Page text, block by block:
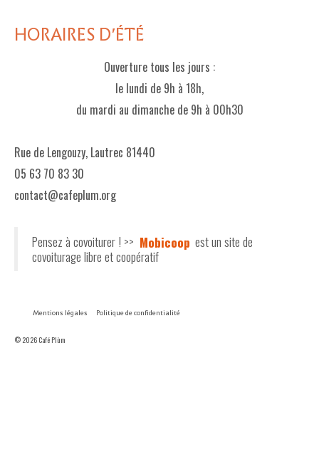
HORAIRES D'ÉTÉ
Ouverture tous les jours :
le lundi de 9h à 18h,
du mardi au dimanche de 9h à 00h30
Rue de Lengouzy, Lautrec 81440
05 63 70 83 30
contact@cafeplum.org
Pensez à covoiturer ! >> Mobicoop est un site de
covoiturage libre et coopératif
Mentions légales Politique de confidentialité
© 2026 Café Plùm